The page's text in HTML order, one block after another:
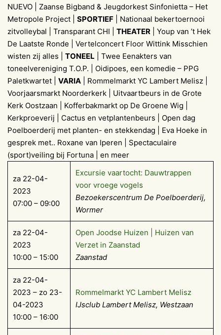
NUEVO | Zaanse Bigband & Jeugdorkest Sinfonietta – Het
Metropole Project | SPORTIEF | Nationaal bekertoernooi
zitvolleybal | Transparant CHI | THEATER | Youp van ’t Hek
De Laatste Ronde | Vertelconcert Floor Wittink Misschien
wisten zij alles | TONEEL | Twee Eenakters van
toneelvereniging T.O.P. | Oidipoes, een komedie – PPG
Paletkwartet | VARIA | Rommelmarkt YC Lambert Melisz |
Voorjaarsmarkt Noorderkerk | Uitvaartbeurs in de Grote
Kerk Oostzaan | Kofferbakmarkt op De Groene Wig |
Kerkproeverij | Cactus en vetplantenbeurs | Open dag
Poelboerderij met planten- en stekkendag | Eva Hoeke in
gesprek met.. Roxane van Iperen | Spectaculaire
(sport)veiling bij Fortuna | en meer
za 22-04-
2023
07:00 – 09:00
Excursie vaartocht: Dauwtrappen
voor vroege vogels
Bezoekerscentrum De Poelboerderij,
Wormer
za 22-04-
2023
10:00 – 15:00
Open Joodse Huizen | Huizen van
Verzet in Zaanstad
Zaanstad
za 22-04-
2023 – zo 23-
04-2023
10:00 – 16:00
Rommelmarkt YC Lambert Melisz
IJsclub Lambert Melisz, Westzaan